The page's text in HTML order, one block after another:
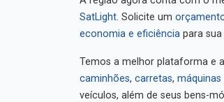
SatLight
. Solicite um
economia e eficiência
para
Temos a melhor plataforma e
caminhões
veículos, além de seus bens-